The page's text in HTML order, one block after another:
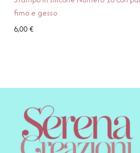
fimo e gesso
6,00€